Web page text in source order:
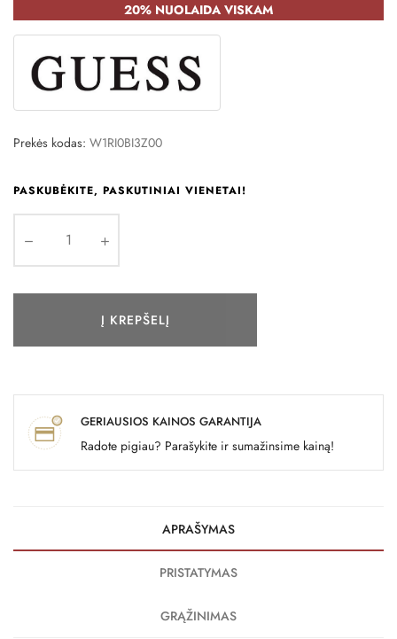
20% NUOLAIDA VISKAM
Prekės kodas: W1RI0BI3Z00
PASKUBĖKITE, PASKUTINIAI VIENETAI!
Į KREPŠELĮ
GERIAUSIOS KAINOS GARANTIJA
Radote pigiau? Parašykite ir sumažinsime kainą!
APRAŠYMAS
PRISTATYMAS
GRĄŽINIMAS